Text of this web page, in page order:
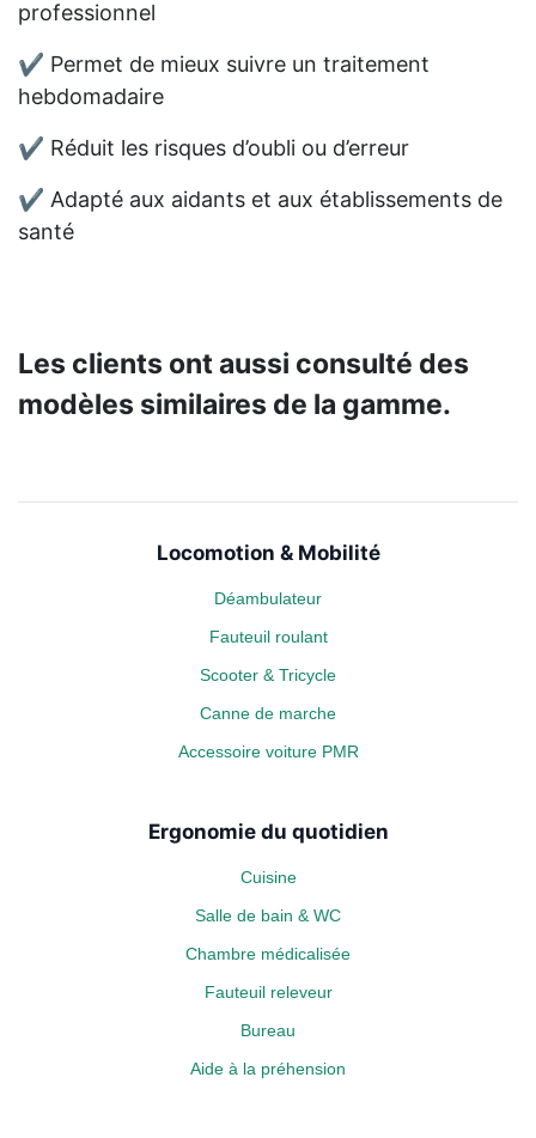
professionnel
✔ Permet de mieux suivre un traitement
hebdomadaire
✔ Réduit les risques d’oubli ou d’erreur
✔ Adapté aux aidants et aux établissements de
santé
Les clients ont aussi consulté des
modèles similaires de la gamme.
Locomotion & Mobilité
Déambulateur
Fauteuil roulant
Scooter & Tricycle
Canne de marche
Accessoire voiture PMR
Ergonomie du quotidien
Cuisine
Salle de bain & WC
Chambre médicalisée
Fauteuil releveur
Bureau
Aide à la préhension